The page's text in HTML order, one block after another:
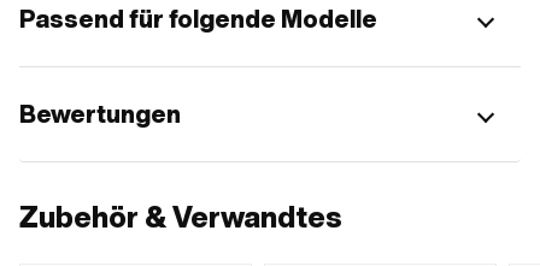
Passend für folgende Modelle
Bewertungen
Zubehör & Verwandtes